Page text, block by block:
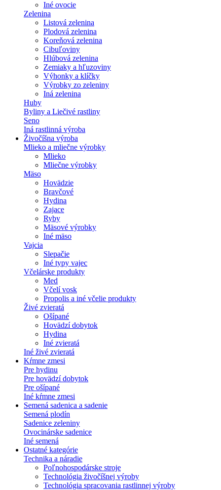
Iné ovocie
Zelenina
Listová zelenina
Plodová zelenina
Koreňová zelenina
Cibuľoviny
Hlúbová zelenina
Zemiaky a hľuzoviny
Výhonky a klíčky
Výrobky zo zeleniny
Iná zelenina
Huby
Byliny a Liečivé rastliny
Seno
Iná rastlinná výroba
Živočíšna výroba
Mlieko a mliečne výrobky
Mlieko
Mliečne výrobky
Mäso
Hovädzie
Bravčové
Hydina
Zajace
Ryby
Mäsové výrobky
Iné mäso
Vajcia
Slepačie
Iné typy vajec
Včelárske produkty
Med
Včelí vosk
Propolis a iné včelie produkty
Živé zvieratá
Ošípané
Hovädzí dobytok
Hydina
Iné zvieratá
Iné živé zvieratá
Kŕmne zmesi
Pre hydinu
Pre hovädzí dobytok
Pre ošípané
Iné kŕmne zmesi
Semená sadenica a sadenie
Semená plodín
Sadenice zeleniny
Ovocinárske sadenice
Iné semená
Ostatné kategórie
Technika a náradie
Poľnohospodárske stroje
Technológia živočíšnej výroby
Technológia spracovania rastlinnej výroby